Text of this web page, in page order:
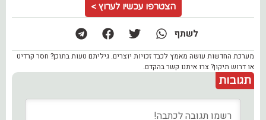
הצטרפו עכשיו לערוץ >
לשתף
מערכת החדשות עושה מאמץ לכבד זכויות יוצרים. גיליתם טעות בתוכן? חסר קרדיט
או דרוש תיקון? צרו איתנו קשר בהקדם.
תגובות